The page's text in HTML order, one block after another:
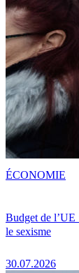
Budget de l’UE
le sexisme
30.07.2026
ÉCONOMIE